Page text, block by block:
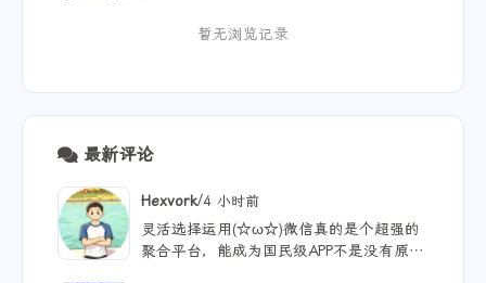
暂无浏览记录
最新评论
Hexvork/4 小时前
灵活选择运用(☆ω☆)微信真的是个超强的
聚合平台，能成为国民级APP不是没有原因